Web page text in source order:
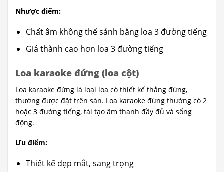
Nhược điểm:
Chất âm không thể sánh bằng loa 3 đường tiếng
Giá thành cao hơn loa 3 đường tiếng
Loa karaoke đứng (loa cột)
Loa karaoke đứng là loại loa có thiết kế thẳng đứng,
thường được đặt trên sàn. Loa karaoke đứng thường có 2
hoặc 3 đường tiếng, tái tạo âm thanh đầy đủ và sống
động.
Ưu điểm:
Thiết kế đẹp mắt, sang trọng